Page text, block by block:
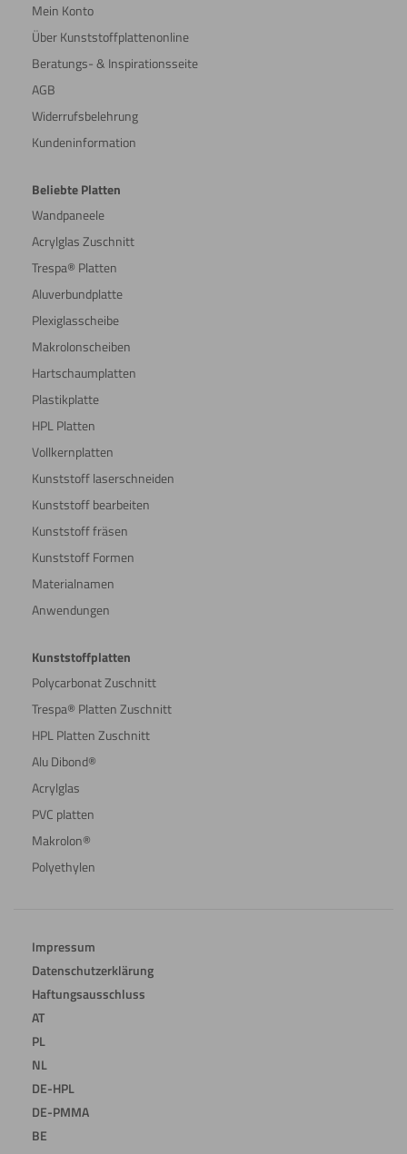
Mein Konto
Über Kunststoffplattenonline
Beratungs- & Inspirationsseite
AGB
Widerrufsbelehrung
Kundeninformation
Beliebte Platten
Wandpaneele
Acrylglas Zuschnitt
Trespa® Platten
Aluverbundplatte
Plexiglasscheibe
Makrolonscheiben
Hartschaumplatten
Plastikplatte
HPL Platten
Vollkernplatten
Kunststoff laserschneiden
Kunststoff bearbeiten
Kunststoff fräsen
Kunststoff Formen
Materialnamen
Anwendungen
Kunststoffplatten
Polycarbonat Zuschnitt
Trespa® Platten Zuschnitt
HPL Platten Zuschnitt
Alu Dibond®
Acrylglas
PVC platten
Makrolon®
Polyethylen
Impressum
Datenschutzerklärung
Haftungsausschluss
AT
PL
NL
DE-HPL
DE-PMMA
BE